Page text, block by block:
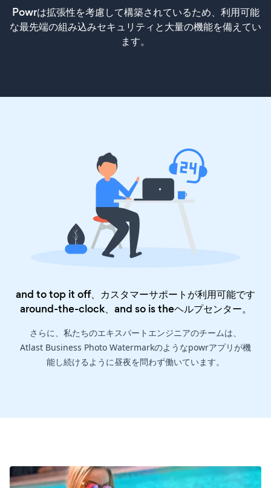
Powrは拡張性を考慮して構築されているため、利用可能
な最先端の組み込みセキュリティと大量の機能を備えてい
ます。
and to top it off、カスタマーサポートが利用可能です
around-the-clock、and so is theヘルプセンター。
さらに、私たちのエキスパートエンジニアのチームは、
Atlast Business Photo Watermarkのようなpowrアプリが機
能し続けるように昼夜を問わず働いています。